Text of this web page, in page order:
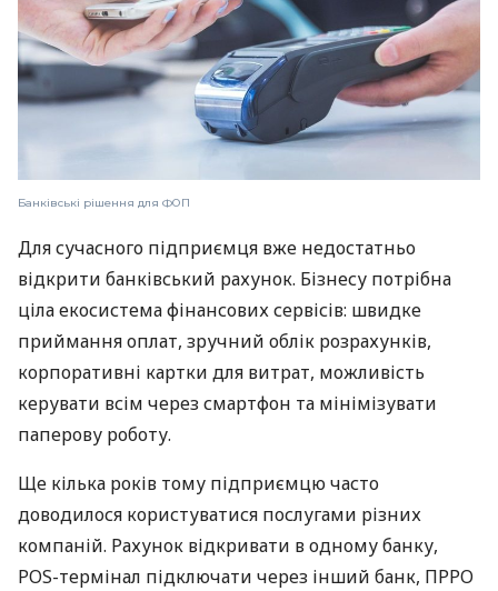
Банківські рішення для ФОП
Для сучасного підприємця вже недостатньо
відкрити банківський рахунок. Бізнесу потрібна
ціла екосистема фінансових сервісів: швидке
приймання оплат, зручний облік розрахунків,
корпоративні картки для витрат, можливість
керувати всім через смартфон та мінімізувати
паперову роботу.
Ще кілька років тому підприємцю часто
доводилося користуватися послугами різних
компаній. Рахунок відкривати в одному банку,
POS-термінал підключати через інший банк, ПРРО